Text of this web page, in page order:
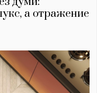
а отражение